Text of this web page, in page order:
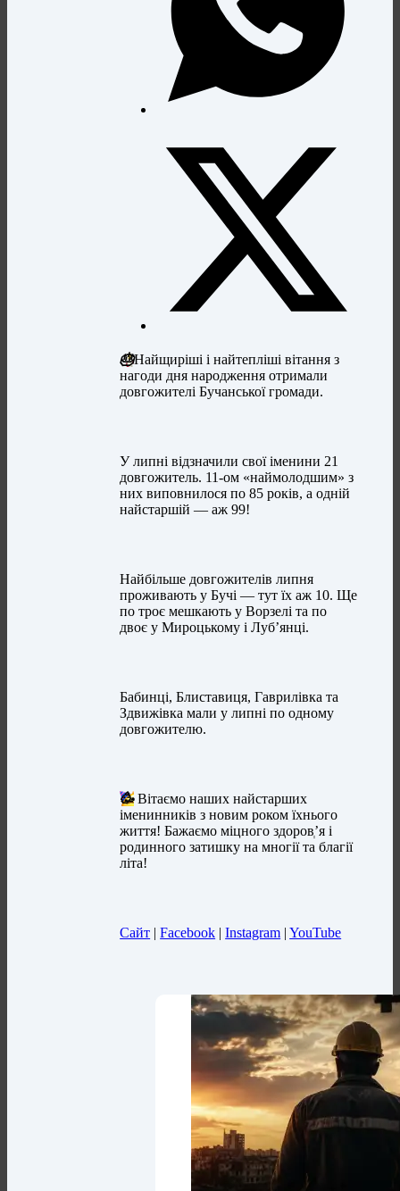
🎂Найщиріші і найтепліші вітання з
нагоди дня народження отримали
довгожителі Бучанської громади.
У липні відзначили свої іменини 21
довгожитель. 11-ом «наймолодшим» з
них виповнилося по 85 років, а одній
найстаршій — аж 99!
Найбільше довгожителів липня
проживають у Бучі — тут їх аж 10. Ще
по троє мешкають у Ворзелі та по
двоє у Мироцькому і Лубʼянці.
Бабинці, Блиставиця, Гаврилівка та
Здвижівка мали у липні по одному
довгожителю.
🥳Вітаємо наших найстарших
іменинників з новим роком їхнього
життя! Бажаємо міцного здоровְ’я і
родинного затишку на многії та благії
літа!
Сайт |Facebook |Instagram |YouTube